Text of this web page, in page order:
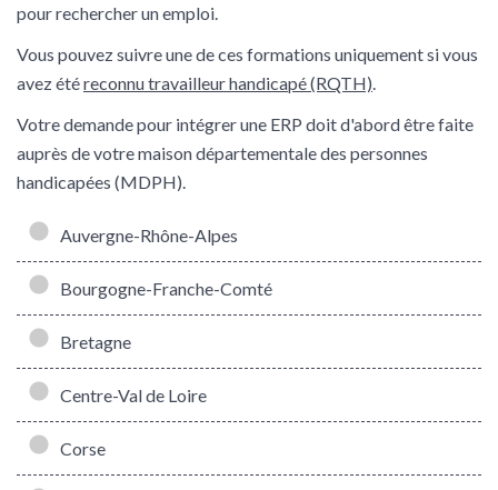
pour rechercher un emploi.
Vous pouvez suivre une de ces formations uniquement si vous
avez étéreconnu travailleur handicapé (RQTH).
Votre demande pour intégrer une ERP doit d'abord être faite
auprès de votre maison départementale des personnes
handicapées (MDPH).
Auvergne-Rhône-Alpes
Bourgogne-Franche-Comté
Bretagne
Centre-Val de Loire
Corse